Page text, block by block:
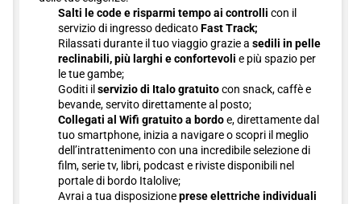
Salti le code e risparmi tempo ai controlli con il
servizio di ingresso dedicatoFast Track;
Rilassati durante il tuo viaggio grazie a sedili in pelle
reclinabili, più larghi e confortevoli e più spazio per
le tue gambe;
Goditi il servizio di Italo gratuitocon snack, caffè e
bevande, servito direttamente al posto;
Collegati al Wifi gratuito a bordoe, direttamente dal
tuo smartphone, inizia a navigare o scopri il meglio
dell’intrattenimento con una incredibile selezione di
film, serie tv, libri, podcast e riviste disponibili nel
portale di bordo Italolive;
Avrai a tua disposizioneprese elettriche individuali